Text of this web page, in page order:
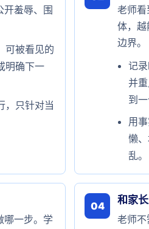
开羞辱、围
可被看见的
明确下一
，只针对当
老师
体，
边界。
记
并
到
用
懒
乱。
哪一步。学
04
和家
老师